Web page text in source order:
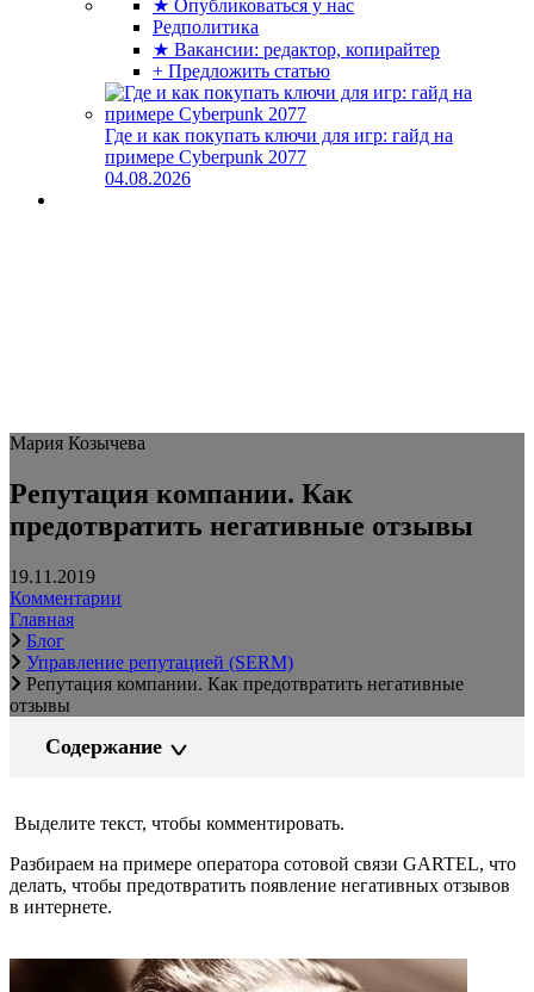
★ Опубликоваться у нас
Редполитика
★ Вакансии: редактор, копирайтер
+ Предложить статью
Где и как покупать ключи для игр: гайд на
примере Cyberpunk 2077
04.08.2026
Мария Козычева
Репутация компании. Как
предотвратить негативные отзывы
19.11.2019
Комментарии
Главная
Блог
Управление репутацией (SERM)
Репутация компании. Как предотвратить негативные
отзывы
Содержание
Выделите текст, чтобы комментировать.
Разбираем на примере оператора сотовой связи GARTEL, что
делать, чтобы предотвратить появление негативных отзывов
в интернете.